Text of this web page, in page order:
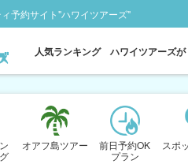
予約サイト"ハワイツアーズ"
人気ランキング ハワイツアーズ
オアフ島ツアー
前日予約OK
プラン
スポ